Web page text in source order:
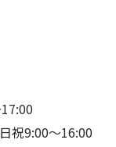
祝9:00〜16:00